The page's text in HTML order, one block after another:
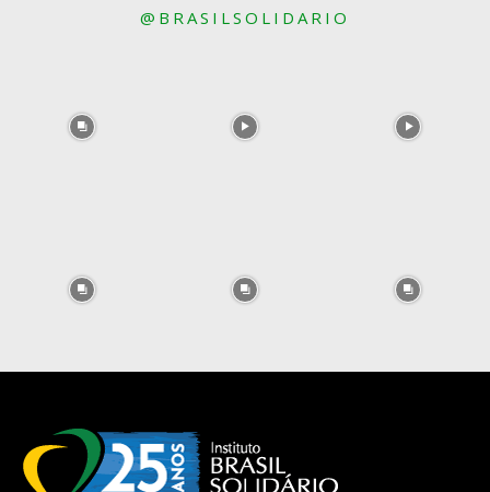
@BRASILSOLIDARIO